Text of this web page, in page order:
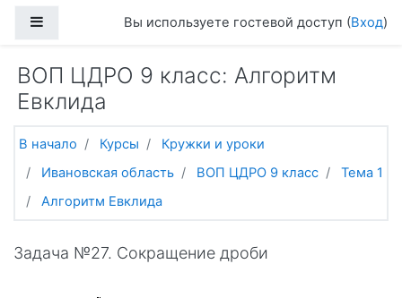
Боковая панельВы используете гостевой доступ (Вход)
ВОП ЦДРО 9 класс: Алгоритм
Евклида
В начало Курсы
Кружки и уроки
Ивановская область
ВОП ЦДРО 9 класс
Тема 1
Алгоритм Евклида
Задача №27. Сокращение дроби